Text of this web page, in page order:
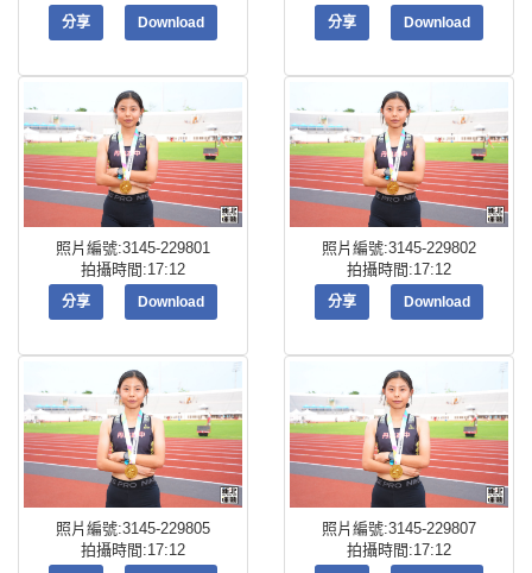
分享 Download 分享 Download
照片編號:3145-229801
拍攝時間:17:12
分享 Download
照片編號:3145-229802
拍攝時間:17:12
分享 Download
照片編號:3145-229805
拍攝時間:17:12
照片編號:3145-229807
拍攝時間:17:12